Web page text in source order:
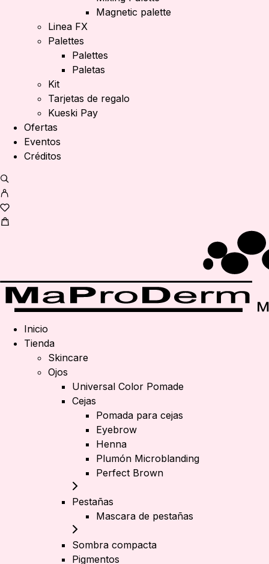
Magnetic palette
Linea FX
Palettes
Palettes
Paletas
Kit
Tarjetas de regalo
Kueski Pay
Ofertas
Eventos
Créditos
Inicio
Tienda
Skincare
Ojos
Universal Color Pomade
Cejas
Pomada para cejas
Eyebrow
Henna
Plumón Microblanding
Perfect Brown
Pestañas
Mascara de pestañas
Sombra compacta
Pigmentos